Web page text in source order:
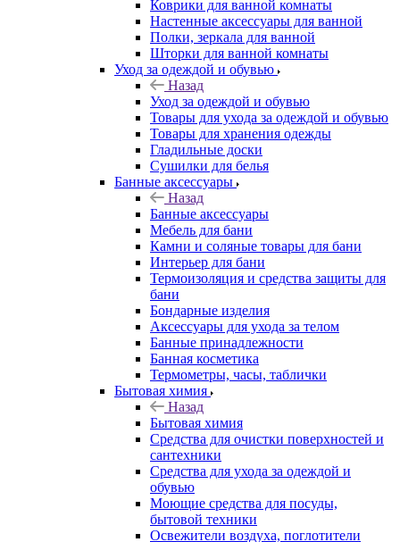
Коврики для ванной комнаты
Настенные аксессуары для ванной
Полки, зеркала для ванной
Шторки для ванной комнаты
Уход за одеждой и обувью
Назад
Уход за одеждой и обувью
Товары для ухода за одеждой и обувью
Товары для хранения одежды
Гладильные доски
Сушилки для белья
Банные аксессуары
Назад
Банные аксессуары
Мебель для бани
Камни и соляные товары для бани
Интерьер для бани
Термоизоляция и средства защиты для
бани
Бондарные изделия
Аксеcсуары для ухода за телом
Банные принадлежности
Банная косметика
Термометры, часы, таблички
Бытовая химия
Назад
Бытовая химия
Средства для очистки поверхностей и
сантехники
Средства для ухода за одеждой и
обувью
Моющие средства для посуды,
бытовой техники
Освежители воздуха, поглотители